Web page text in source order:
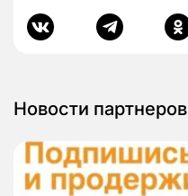
Новости партнеров